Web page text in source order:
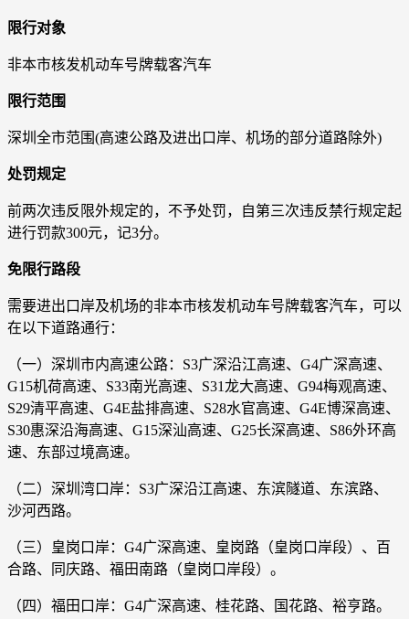
限行对象
非本市核发机动车号牌载客汽车
限行范围
深圳全市范围(高速公路及进出口岸、机场的部分道路除外)
处罚规定
前两次违反限外规定的，不予处罚，自第三次违反禁行规定起
进行罚款300元，记3分。
免限行路段
需要进出口岸及机场的非本市核发机动车号牌载客汽车，可以
在以下道路通行：
（一）深圳市内高速公路：S3广深沿江高速、G4广深高速、
G15机荷高速、S33南光高速、S31龙大高速、G94梅观高速、
S29清平高速、G4E盐排高速、S28水官高速、G4E博深高速、
S30惠深沿海高速、G15深汕高速、G25长深高速、S86外环高
速、东部过境高速。
（二）深圳湾口岸：S3广深沿江高速、东滨隧道、东滨路、
沙河西路。
（三）皇岗口岸：G4广深高速、皇岗路（皇岗口岸段）、百
合路、同庆路、福田南路（皇岗口岸段）。
（四）福田口岸：G4广深高速、桂花路、国花路、裕亨路。